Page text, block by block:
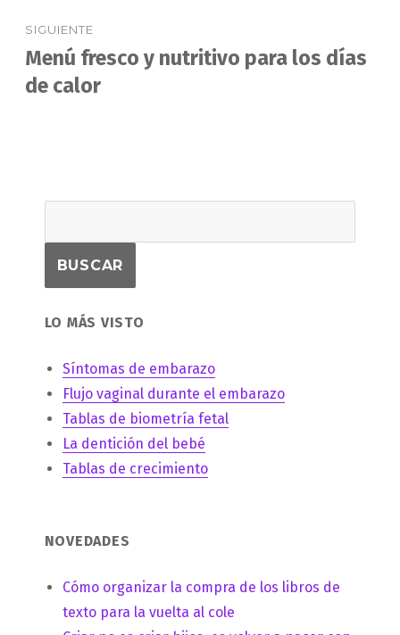
SIGUIENTE
Entrada
siguiente:
Menú fresco y nutritivo para los días
de calor
LO MÁS VISTO
Síntomas de embarazo
Flujo vaginal durante el embarazo
Tablas de biometría fetal
La dentición del bebé
Tablas de crecimiento
NOVEDADES
Cómo organizar la compra de los libros de
texto para la vuelta al cole